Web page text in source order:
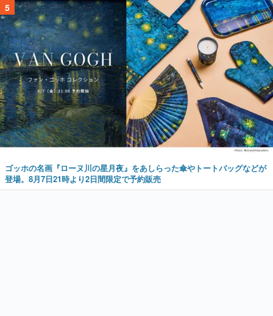
5
ゴッホの名画『ローヌ川の星月夜』をあしらった傘やトートバッグなどが
登場。8月7日21時より2日間限定で予約販売